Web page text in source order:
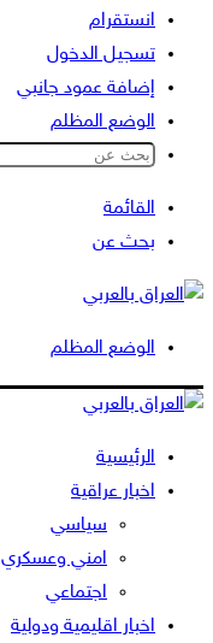
انستقرام
تسجيل الدخول
إضافة عمود جانبي
الوضع المظلم
القائمة
بحث عن
الوضع المظلم
الرئيسية
اخبار عراقية
سياسي
امني وعسكري
اجتماعي
اخبار اقليمية ودولية